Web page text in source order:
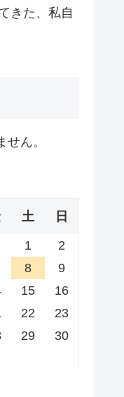
きた、私自
ん。
土 日
1
2
8
9
15
16
22
23
29
30